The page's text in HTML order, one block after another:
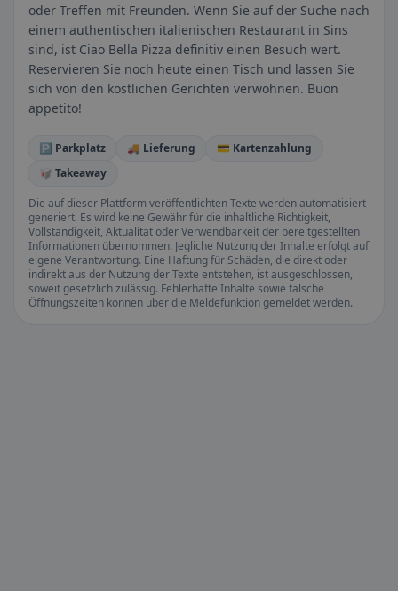
oder Treffen mit Freunden. Wenn Sie auf der Suche nach
einem authentischen italienischen Restaurant in Sins
sind, ist Ciao Bella Pizza definitiv einen Besuch wert.
Reservieren Sie noch heute einen Tisch und lassen Sie
sich von den köstlichen Gerichten verwöhnen. Buon
appetito!
🅿️ Parkplatz 🚚 Lieferung
💳 Kartenzahlung
🥡 Takeaway
Die auf dieser Plattform veröffentlichten Texte werden automatisiert
generiert. Es wird keine Gewähr für die inhaltliche Richtigkeit,
Vollständigkeit, Aktualität oder Verwendbarkeit der bereitgestellten
Informationen übernommen. Jegliche Nutzung der Inhalte erfolgt auf
eigene Verantwortung. Eine Haftung für Schäden, die direkt oder
indirekt aus der Nutzung der Texte entstehen, ist ausgeschlossen,
soweit gesetzlich zulässig. Fehlerhafte Inhalte sowie falsche
Öffnungszeiten können über die Meldefunktion gemeldet werden.